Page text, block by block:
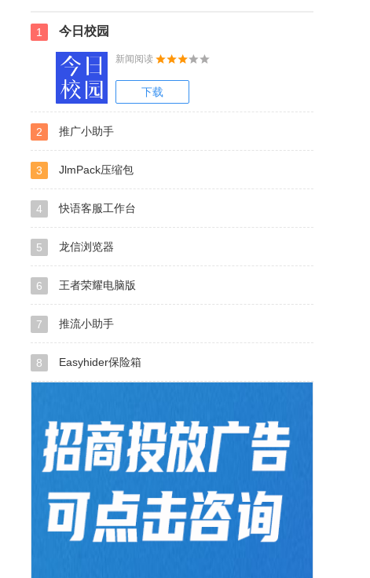
1 今日校园
新闻阅读
下载
2 推广小助手
3 JlmPack压缩包
4 快语客服工作台
5 龙信浏览器
6 王者荣耀电脑版
7 推流小助手
8 Easyhider保险箱